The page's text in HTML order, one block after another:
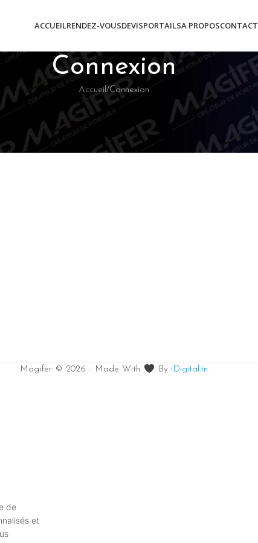
ACCUEILRENDEZ-VOUSDEVISPORTAILSA PROPOSCONTACT
Connexion
Accueil Connexion
Magifer © 2026 - Made With By iDigital.tn
de
et